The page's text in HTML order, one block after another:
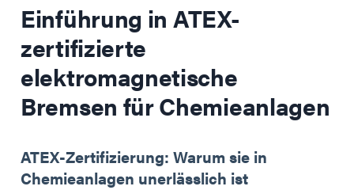
Einführung in ATEX-
zertifizierte
elektromagnetische
Bremsen für Chemieanlagen
ATEX-Zertifizierung: Warum sie in
Chemieanlagen unerlässlich ist